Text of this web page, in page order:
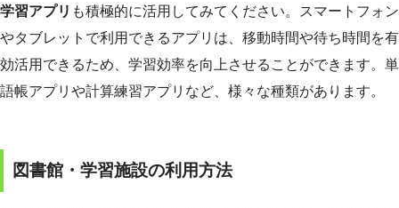
学習アプリ も積極的に活用してみてください。スマートフォン
やタブレットで利用できるアプリは、移動時間や待ち時間を有
効活用できるため、学習効率を向上させることができます。単
語帳アプリや計算練習アプリなど、様々な種類があります。
図書館・学習施設の利用方法